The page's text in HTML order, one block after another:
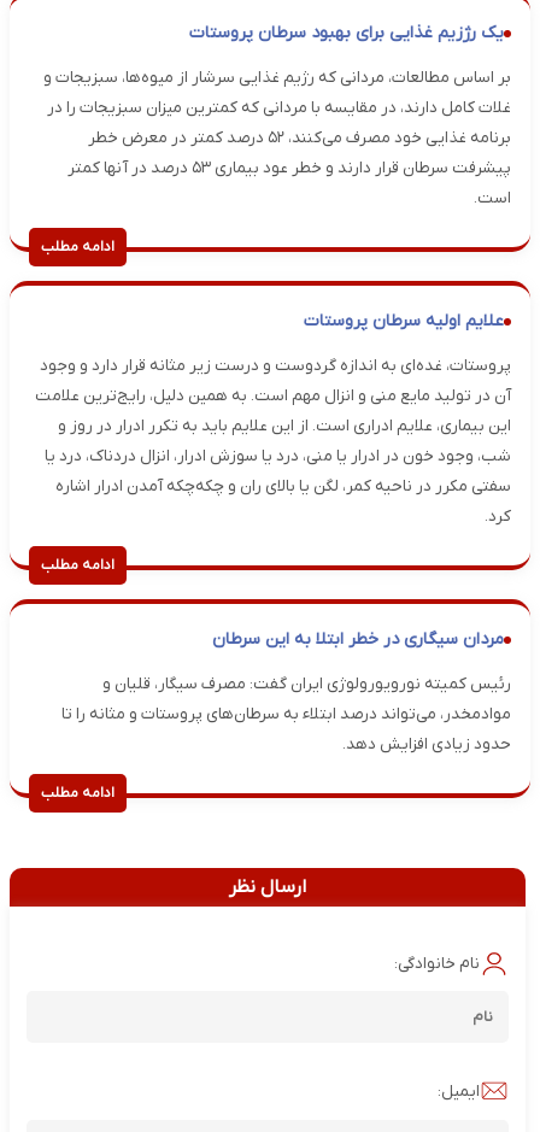
یک رژزیم غذایی برای بهبود سرطان پروستات
بر اساس مطالعات، مردانی که رژیم غذایی سرشار از میوه‌ها، سبزیجات و
غلات کامل دارند، در مقایسه با مردانی که کمترین میزان سبزیجات را در
برنامه غذایی خود مصرف می‌کنند، ۵۲ درصد کمتر در معرض خطر
پیشرفت سرطان قرار دارند و خطر عود بیماری ۵۳ درصد در آنها کمتر
است.
ادامه مطلب
علایم اولیه سرطان پروستات
پروستات، غده‌ای به اندازه گردوست و درست زیر مثانه قرار دارد و وجود
آن در تولید مایع منی و انزال مهم است. به همین دلیل، رایج‌ترین علامت
این بیماری، علایم ادراری است. از این علایم باید به تکرر ادرار در روز و
شب، وجود خون در ادرار یا منی، درد یا سوزش ادرار، انزال دردناک، درد یا
سفتی مکرر در ناحیه کمر، لگن یا بالای ران و چکه‌چکه آمدن ادرار اشاره
کرد.
ادامه مطلب
مردان سیگاری در خطر ابتلا به این سرطان
رئیس کمیته نورویورولوژی ایران گفت: مصرف سیگار، قلیان و
موادمخدر، می‌تواند درصد ابتلاء به سرطان‌های پروستات و مثانه را تا
حدود زیادی افزایش دهد.
ادامه مطلب
ارسال نظر
نام خانوادگی:
ایمیل: